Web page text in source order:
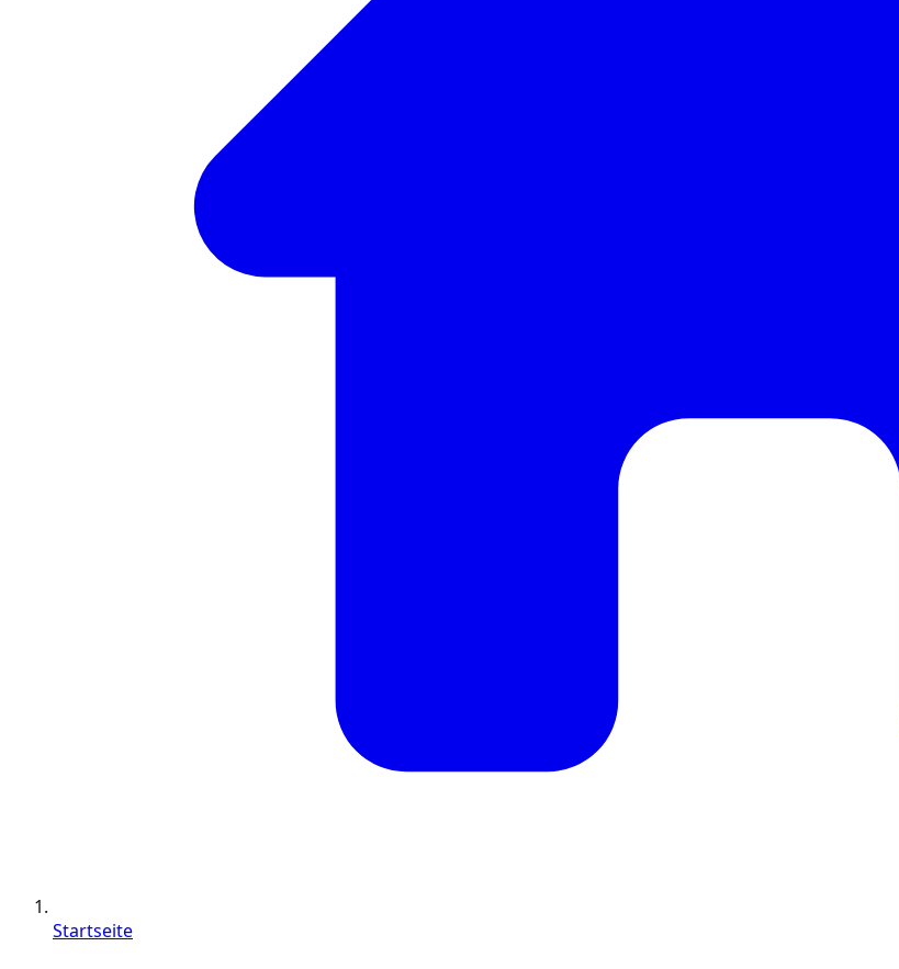
Startseite